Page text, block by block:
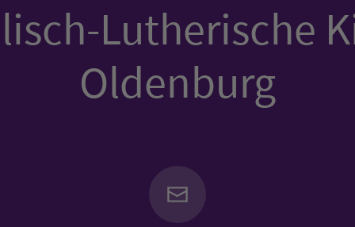
Lutherische
Oldenburg